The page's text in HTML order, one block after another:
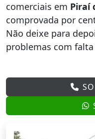
comerciais em Piraí
comprovada por
Não deixe para
problemas com